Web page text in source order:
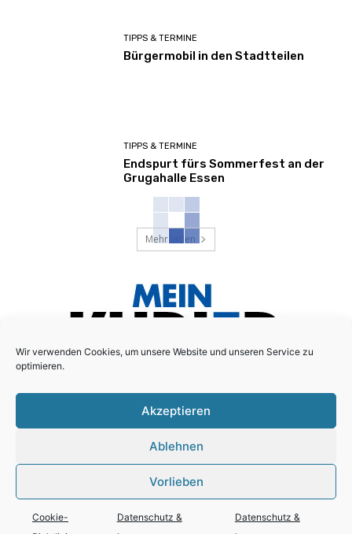
Wir verwenden Cookies, um unsere Website und unseren Service zu
optimieren.
Akzeptieren
Ablehnen
Vorlieben
Cookie-
Datenschutz &
Datenschutz &
TIPPS & TERMINE
Bürgermobil in den Stadtteilen
TIPPS & TERMINE
Endspurt fürs Sommerfest an der
Grugahalle Essen
Mehr laden
Schreiben Sie uns:redaktion@mein-kurier.ruhr
© Copyright - LC Medien GmbH